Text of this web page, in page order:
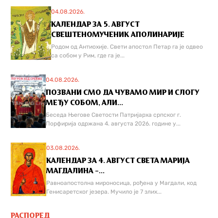
04.08.2026.
КАЛЕНДАР ЗА 5. АВГУСТ
СВЕШТЕНОМУЧЕНИК АПОЛИНАРИЈЕ
Родом од Антиохије. Свети апостол Петар га је одвео
са собом у Рим, где га је...
04.08.2026.
ПОЗВАНИ СМО ДА ЧУВАМО МИР И СЛОГУ
МЕЂУ СОБОМ, АЛИ...
Беседа Његове Светости Патријарха српског г.
Порфирија одржана 4. августа 2026. године у...
03.08.2026.
КАЛЕНДАР ЗА 4. АВГУСТ СВЕТА МАРИЈА
МАГДАЛИНА –...
Равноапостолна мироносица, рођена у Магдали, код
Генисаретског језера. Мучилo је 7 злих...
РАСПОРЕД